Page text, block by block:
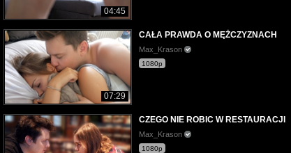
04:45
07:29
CAŁA PRAWDA O MĘŻCZYZNACH
Max_Krason
1080p
CZEGO NIE ROBIC W RESTAURACJI
Max_Krason
1080p